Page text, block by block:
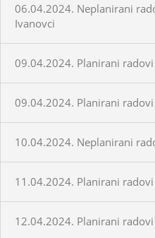
06.04.2024. Neplanirani
Ivanovci
09.04.2024. Planirani
09.04.2024. Planirani
10.04.2024. Neplanirani
11.04.2024. Planirani
12.04.2024. Planirani